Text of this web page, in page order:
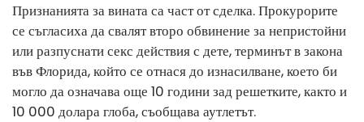
Признанията за вината са част от сделка. Прокурорите
се съгласиха да свалят второ обвинение за непристойни
или разпуснати секс действия с дете, терминът в закона
във Флорида, който се отнася до изнасилване, което би
могло да означава още 10 години зад решетките, както и
10 000 долара глоба, съобщава аутлетът.